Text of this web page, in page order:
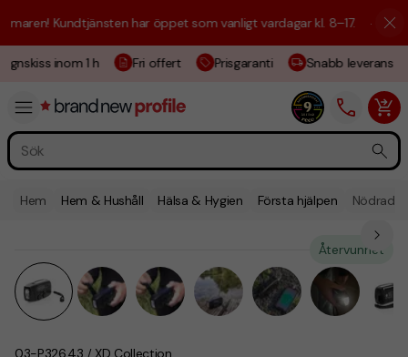
Kundtjänsten har öppet som vanligt vardagar kl. 8–17. ☀️ Vi är
inom 1 h Fri offert Prisgaranti Snabb leverans
Hem Hem & Hushåll Hälsa & Hygien Första hjälpen Nödradio
03-P326.43 / XD Collection
Återvunnet